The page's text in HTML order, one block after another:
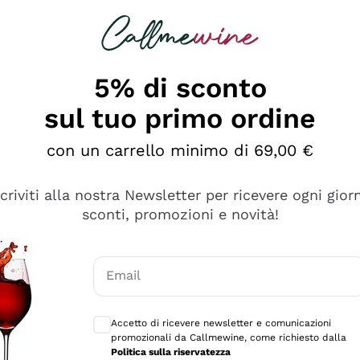
diversi e con un ampio range di prezzo. Le
5% di sconto
sul tuo primo ordine
con un carrello minimo di 69,00 €
alla nostra Newsletter per ricevere ogni
sconti, promozioni e novità!
Email
Accetto di ricevere newsletter e comunicazioni
promozionali da Callmewine, come richiesto dalla
Politica sulla riservatezza